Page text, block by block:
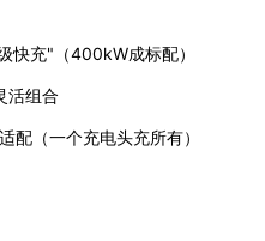
快充"（400kW成标配）
活组合
（一个充电头充所有）